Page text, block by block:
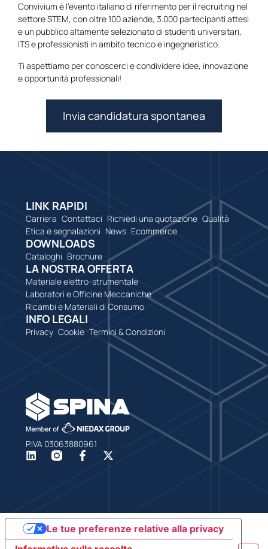
Convivium è l’evento italiano di riferimento per il recruiting nel
settore STEM, con oltre 100 aziende, 3.000 partecipanti attesi
e un pubblico altamente selezionato di studenti universitari,
ITS e professionisti in ambito tecnico e ingegneristico.
Ti aspettiamo per conoscerci e condividere idee, innovazione
e opportunità professionali!
Invia candidatura spontanea
P.IVA 03063880961
LINK RAPIDI
Carriera Contattaci Richiedi una quotazione Qualità
Etica e segnalazioni News Ecommerce
DOWNLOADS
Cataloghi Brochure
LA NOSTRA OFFERTA
Materiale elettro-strumentale
Laboratori e Officine Meccaniche
Ricambi e Materiali di Consumo
INFO LEGALI
Privacy Cookie Termini & Condizioni
Le tue preferenze relative alla privacy